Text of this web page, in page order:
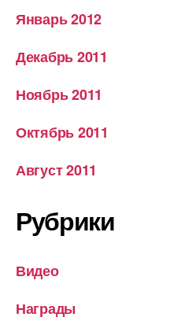
Январь 2012
Декабрь 2011
Ноябрь 2011
Октябрь 2011
Август 2011
Рубрики
Видео
Награды